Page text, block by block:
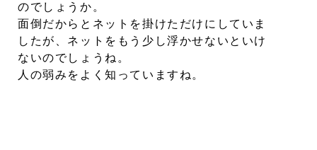
のでしょうか。
面倒だからとネットを掛けただけにしていま
したが、ネットをもう少し浮かせないといけ
ないのでしょうね。
人の弱みをよく知っていますね。